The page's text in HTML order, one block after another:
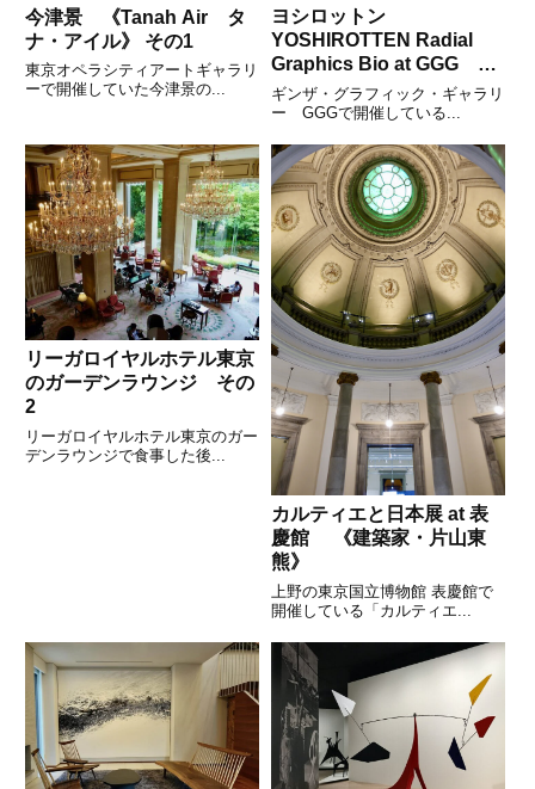
今津景 《Tanah Air タ
ナ・アイル》 その1
東京オペラシティアートギャラリ
ーで開催していた今津景の...
ヨシロットン
YOSHIROTTEN Radial
Graphics Bio at GGG そ
の1
ギンザ・グラフィック・ギャラリ
ー GGGで開催している...
リーガロイヤルホテル東京
のガーデンラウンジ その
2
リーガロイヤルホテル東京のガー
デンラウンジで食事した後...
カルティエと日本展 at 表
慶館 《建築家・片山東
熊》
上野の東京国立博物館 表慶館で
開催している「カルティエ...